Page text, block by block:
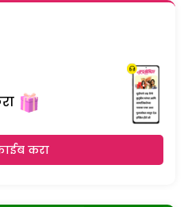
करा